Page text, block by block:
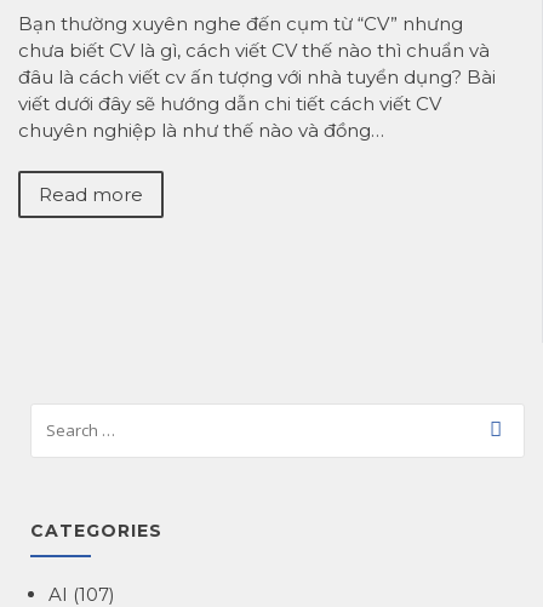
Bạn thường xuyên nghe đến cụm từ “CV” nhưng
chưa biết CV là gì, cách viết CV thế nào thì chuẩn và
đâu là cách viết cv ấn tượng với nhà tuyển dụng? Bài
viết dưới đây sẽ hướng dẫn chi tiết cách viết CV
chuyên nghiệp là như thế nào và đồng…
Read more
CATEGORIES
AI (107)